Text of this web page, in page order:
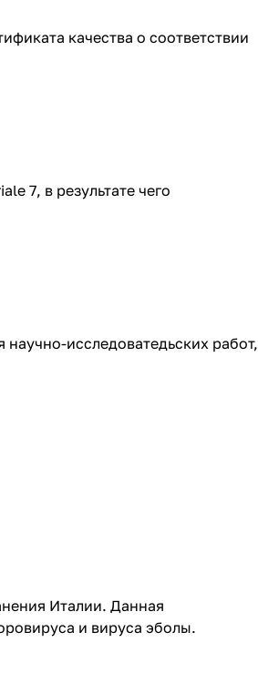
качества о соответствии
7, в результате чего
исследоватедьских работ,
Италии. Данная
и вируса эболы.